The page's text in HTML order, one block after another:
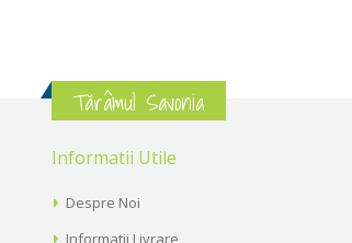
Tărâmul Savonia
Informatii Utile
Despre Noi
Informatii Livrare